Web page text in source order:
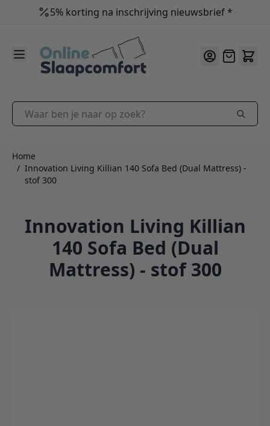
5% korting na inschrijving nieuwsbrief *
9.2 /10
Offerte
Waar ben je naar op zoek?
Home
/ Innovation Living Killian 140 Sofa Bed (Dual Mattress) -
stof 300
Innovation Living Killian
140 Sofa Bed (Dual
Mattress) - stof 300